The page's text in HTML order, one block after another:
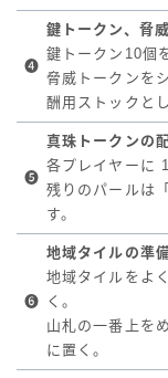
❹
鍵トークン、脅
鍵トークン10個
脅威トークンを
酬用ストックと
❺
真珠トークンの
各プレイヤーに
残りのパールは
す。
❻
地域タイルの準
地域タイルをよ
く。
山札の一番上を
に置く。